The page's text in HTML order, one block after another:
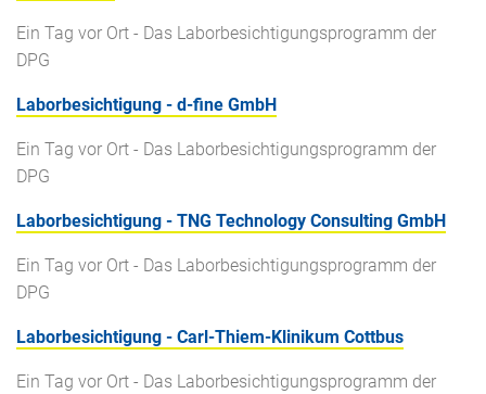
Ein Tag vor Ort - Das Laborbesichtigungsprogramm der
DPG
Laborbesichtigung - d-fine GmbH
Ein Tag vor Ort - Das Laborbesichtigungsprogramm der
DPG
Laborbesichtigung - TNG Technology Consulting GmbH
Ein Tag vor Ort - Das Laborbesichtigungsprogramm der
DPG
Laborbesichtigung - Carl-Thiem-Klinikum Cottbus
Ein Tag vor Ort - Das Laborbesichtigungsprogramm der